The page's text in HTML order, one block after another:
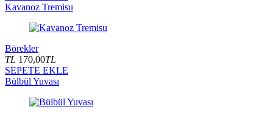
Kavanoz Tremisu
Börekler
TL 170,00TL
SEPETE EKLE
Bülbül Yuvası